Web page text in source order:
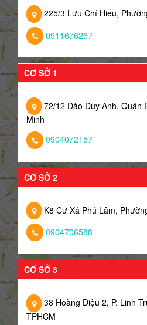
225/3 Lưu Chí Hiếu,
0911676267
CƠ SỞ 1
72/12 Đào Duy Anh, Quận
Minh
0904072157
CƠ SỞ 2
K8 Cư Xá Phú Lâm,
0904706588
CƠ SỞ 3
38 Hoàng Diệu 2, P. Linh
TPHCM